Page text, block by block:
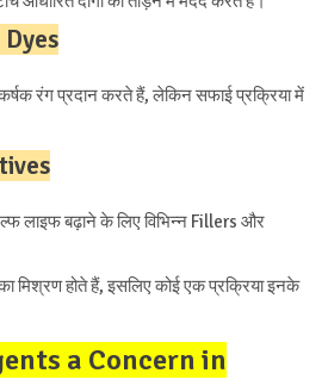
रंग प्रदान करते हैं, लेकिन सफाई प्रक्रिया में
लाइफ बढ़ाने के लिए विभिन्न Fillers और
का मिश्रण होते हैं, इसलिए कोई एक प्रक्रिया इनके
a Concern in